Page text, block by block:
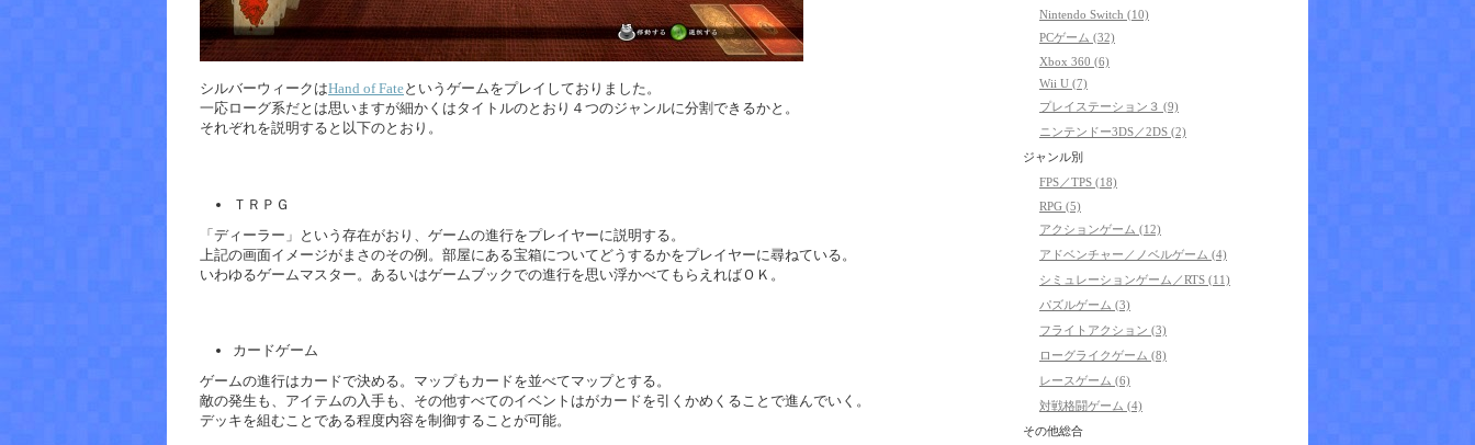
シルバーウィークはHand of Fateというゲームをプレイしておりました。
一応ローグ系だとは思いますが細かくはタイトルのとおり４つのジャンルに分割できるかと。
それぞれを説明すると以下のとおり。
ＴＲＰＧ
「ディーラー」という存在がおり、ゲームの進行をプレイヤーに説明する。
上記の画面イメージがまさのその例。部屋にある宝箱についてどうするかをプレイヤーに尋ねている。
いわゆるゲームマスター。あるいはゲームブックでの進行を思い浮かべてもらえればＯＫ。
カードゲーム
ゲームの進行はカードで決める。マップもカードを並べてマップとする。
敵の発生も、アイテムの入手も、その他すべてのイベントはがカードを引くかめくることで進んでいく。
デッキを組むことである程度内容を制御することが可能。
Nintendo Switch (10)
PCゲーム (32)
Xbox 360 (6)
Wii U (7)
プレイステーション３ (9)
ニンテンドー3DS／2DS (2)
ジャンル別
FPS／TPS (18)
RPG (5)
アクションゲーム (12)
アドベンチャー／ノベルゲーム (4)
シミュレーションゲーム／RTS (11)
パズルゲーム (3)
フライトアクション (3)
ローグライクゲーム (8)
レースゲーム (6)
対戦格闘ゲーム (4)
その他総合